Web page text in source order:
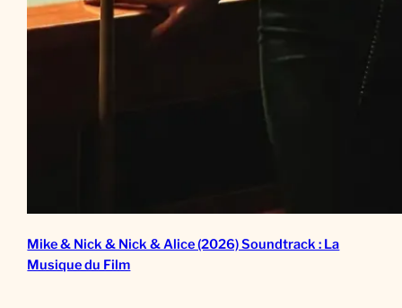
Mike & Nick & Nick & Alice (2026) Soundtrack : La
Musique du Film